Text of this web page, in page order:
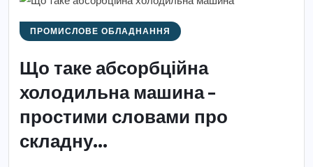
ПРОМИСЛОВЕ ОБЛАДНАННЯ
Що таке абсорбційна
холодильна машина –
простими словами про
складну...